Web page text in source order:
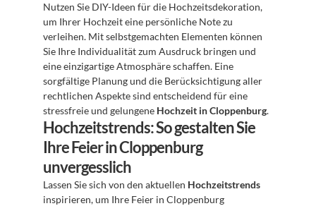
Nutzen Sie DIY-Ideen für die Hochzeitsdekoration,
um Ihrer Hochzeit eine persönliche Note zu
verleihen. Mit selbstgemachten Elementen können
Sie Ihre Individualität zum Ausdruck bringen und
eine einzigartige Atmosphäre schaffen. Eine
sorgfältige Planung und die Berücksichtigung aller
rechtlichen Aspekte sind entscheidend für eine
stressfreie und gelungene Hochzeit in Cloppenburg.
Hochzeitstrends: So gestalten Sie
Ihre Feier in Cloppenburg
unvergesslich
Lassen Sie sich von den aktuellen Hochzeitstrends
inspirieren, um Ihre Feier in Cloppenburg